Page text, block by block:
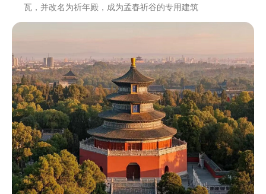
瓦，并改名为祈年殿，成为孟春祈谷的专用建筑